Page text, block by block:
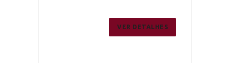
VER DETALHES